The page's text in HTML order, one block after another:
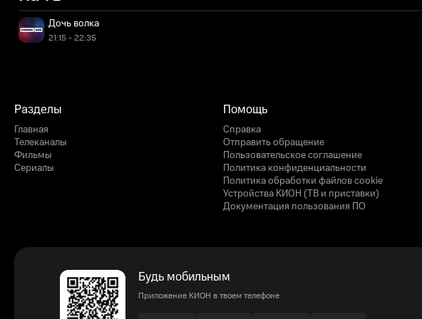
Дочь волка
21:15 - 22:35
Разделы
Главная
Телеканалы
Фильмы
Сериалы
Помощь
Справка
Отправить обращение
Пользовательское соглашение
Политика конфиденциальности
Политика обработки файлов cookie
Устройства КИОН (ТВ и приставки)
Документация пользования ПО
Будь мобильным
Приложение КИОН в твоем телефоне